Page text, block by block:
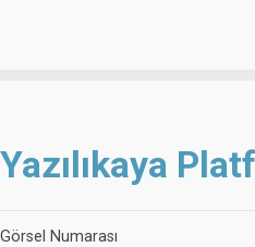
Yazılıkaya
Görsel Numarası